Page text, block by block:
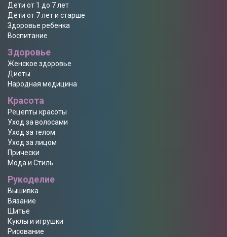
Дети от 1 до 7 лет
Дети от 7 лет и старше
Здоровье ребенка
Воспитание
Здоровье
Женское здоровье
Диеты
Народная медицина
Красота
Рецепты красоты
Уход за волосами
Уход за телом
Уход за лицом
Прически
Мода и Стиль
Рукоделие
Вышивка
Вязание
Шитье
Куклы и игрушки
Рисование